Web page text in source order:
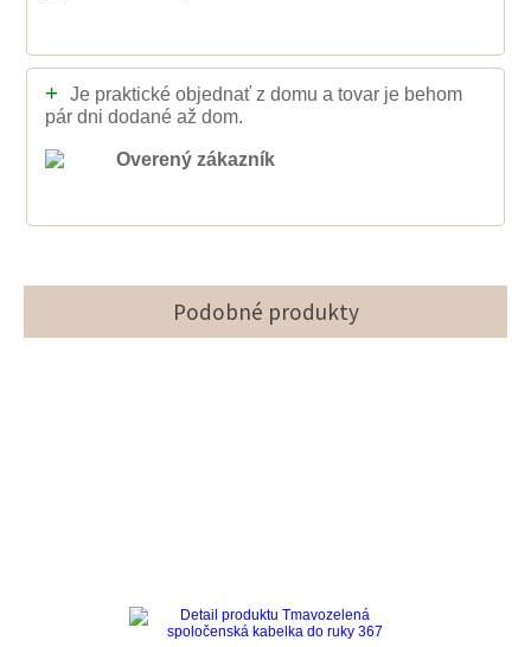
+
Je praktické objednať z domu a tovar je behom
pár dni dodané až dom.
Overený zákazník
Podobné produkty